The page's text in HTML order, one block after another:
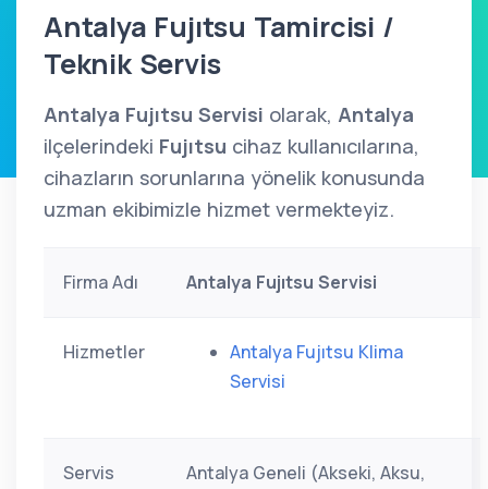
Antalya Fujıtsu Tamircisi /
Teknik Servis
Antalya Fujıtsu Servisi olarak, Antalya
ilçelerindeki Fujıtsu cihaz kullanıcılarına,
cihazların sorunlarına yönelik konusunda
uzman ekibimizle hizmet vermekteyiz.
Firma Adı Antalya Fujıtsu Servisi
Hizmetler
Antalya Fujıtsu Klima
Servisi
Servis
Antalya Geneli (Akseki, Aksu,